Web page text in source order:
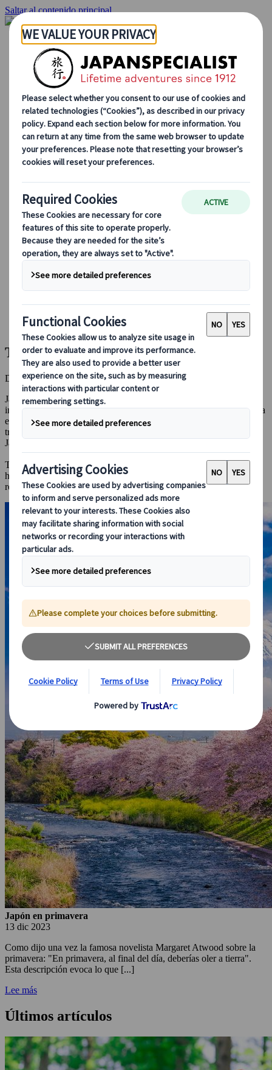
Saltar al contenido principal
Inicio
Viajes
Viajes a medida
Viajes de autor
Fly & Drive
Circuitos organizados
Excursiones
Tours de grupo a medida
Japan Rail Pass
Cómo trabajamos
Sobre nosotros
Nuestro equipo
Blog
Consejos de viaje para cada temporada
Destinos destacados
Perspectivas culturales
Experiencias gastronómicas
Recorre Japón en tren
Preguntas frecuentes
Información práctica
Etiqueta en Japón
Conducir en Japón
Reservar con nosotros
Japan Rail Pass
Alojamiento
Asesoramiento virtual
Tu Blog Para Viajar a Japón
Descubre Japón - Consejos, ideas e inspiración
Japón es una tierra donde la tradición atemporal se funde con la
innovación de vanguardia, creando una fascinante mezcla de cultura
e historia. Desde bulliciosas ciudades y maravillas futuristas hasta
tranquilos paisajes naturales y templos milenarios, cada rincón de
Japón es cautivante.
Tanto si estás planificando un viaje o admirando Japón desde lejos,
hemos recopilado consejos de expertos, ideas inspiradoras y
recomendaciones para que puedas vivir toda la magia de Japón.
Japón en primavera
13 dic 2023
Como dijo una vez la famosa novelista Margaret Atwood sobre la
primavera: "En primavera, al final del día, deberías oler a tierra".
Esta descripción evoca lo que [...]
Lee más
Últimos artículos